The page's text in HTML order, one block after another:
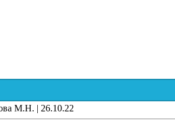
М.Н. | 26.10.22